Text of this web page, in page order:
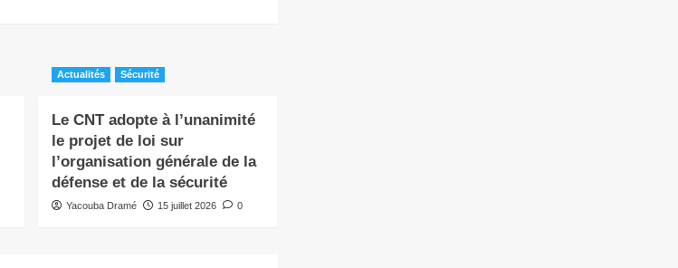
Actualités Sécurité
Le CNT adopte à l’unanimité
le projet de loi sur
l’organisation générale de la
défense et de la sécurité
Yacouba Dramé 15 juillet 2026 0